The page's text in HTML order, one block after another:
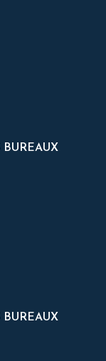
BUREAUX
BUREAUX